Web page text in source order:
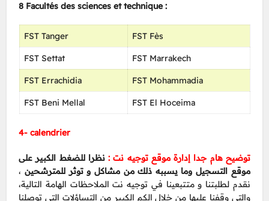
8 Facultés des sciences et technique :
FST Fès
FST Tanger
FST Marrakech
FST Settat
FST Mohammadia
FST Errachidia
FST El Hoceima
FST Beni Mellal
4- calendrier
توضيح هام جدا إدارة موقع توجيه نت :نظرا للضغط الكبير على
موقع التسجيل وما يسببه ذلك من مشاكل و توثر للمترشحين ،
نقدم لطلبتنا و متتبعينا في توجيه نت الملاحظات الهامة التالية،
والتي وقفنا عليها من خلال الكم الكبير من التساؤلات التي توصلنا